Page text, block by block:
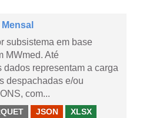
subsistema em base
MWmed. Até
dados representam a carga
despachadas e/ou
com...
JSON XLSX